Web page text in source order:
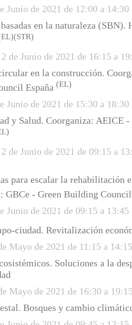
Junio de 2021 de 12:00 a
en la naturaleza (SBN).
(STR)
2 de Junio de 2021 de 16:15 a
en la construcción.
España (EL)
Junio de 2021 de 15:30 a
y Salud. Coorganiza: AEICE
2 de Junio de 2021 de 09:15 a
para escalar la rehabilitación
GBCe - Green Building
Junio de 2021 de 09:15 a
ciudad. Revitalización
Mayo de 2021 de 11:15 a
Soluciones a la
Mayo de 2021 de 16:30 a
Bosques y cambio